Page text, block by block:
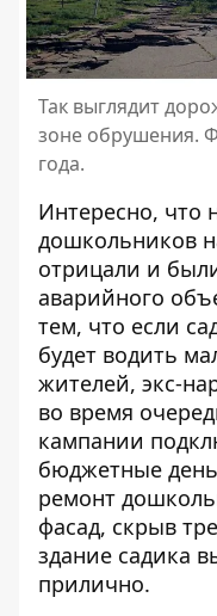
Так выглядит
зоне обрушения.
года.
Интересно, что
дошкольников
отрицали и
аварийного
тем, что если
будет водить
жителей, экс-
во время
кампании
бюджетные
ремонт
фасад, скрыв
здание садика
прилично.